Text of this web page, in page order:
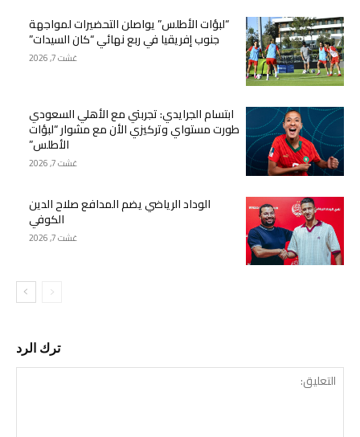
“لبؤات الأطلس” يواصلن التحضيرات لمواجهة
جنوب إفريقيا في ربع نهائي “كان السيدات”
غشت 7, 2026
ابتسام الجرايدي: تجربتي مع الأهلي السعودي
طورت مستواي وتركيزي الأن مع مشوار “لبؤات
الأطلس”
غشت 7, 2026
الوداد الرياضي يضم المدافع صلاح الدين
الكوفي
غشت 7, 2026
ترك الرد